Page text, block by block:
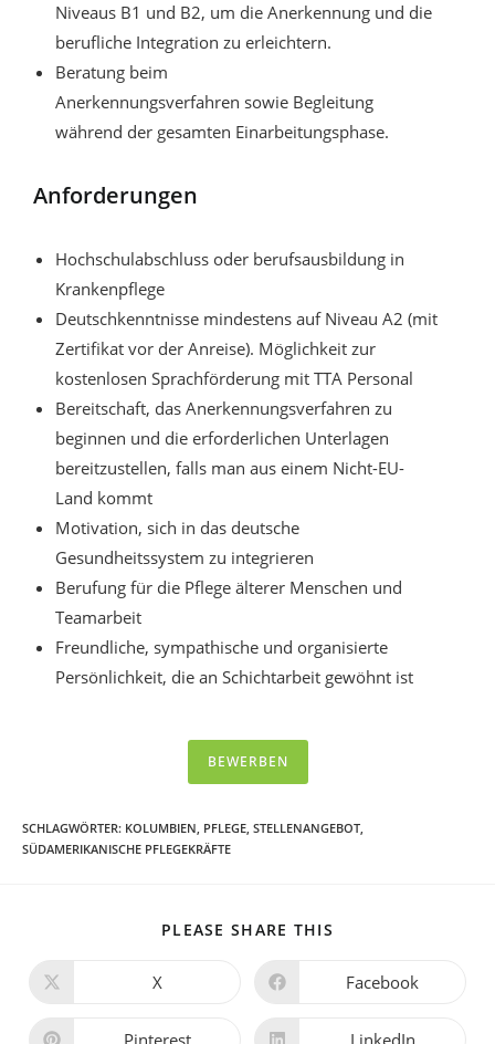
Niveaus B1 und B2, um die Anerkennung und die
berufliche Integration zu erleichtern.
Beratung beim
Anerkennungsverfahren sowie Begleitung
während der gesamten Einarbeitungsphase.
Anforderungen
Hochschulabschluss oder berufsausbildung in
Krankenpflege
Deutschkenntnisse mindestens auf Niveau A2 (mit
Zertifikat vor der Anreise). Möglichkeit zur
kostenlosen Sprachförderung mit TTA Personal
Bereitschaft, das Anerkennungsverfahren zu
beginnen und die erforderlichen Unterlagen
bereitzustellen, falls man aus einem Nicht-EU-
Land kommt
Motivation, sich in das deutsche
Gesundheitssystem zu integrieren
Berufung für die Pflege älterer Menschen und
Teamarbeit
Freundliche, sympathische und organisierte
Persönlichkeit, die an Schichtarbeit gewöhnt ist
BEWERBEN
SCHLAGWÖRTER: KOLUMBIEN PFLEGE STELLENANGEBOT
SÜDAMERIKANISCHE PFLEGEKRÄFTE
PLEASE SHARE THIS
X Facebook
Pinterest LinkedIn